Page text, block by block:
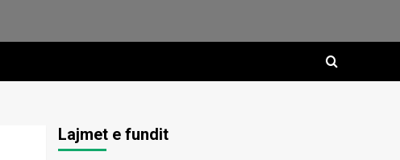
Lajmet e fundit